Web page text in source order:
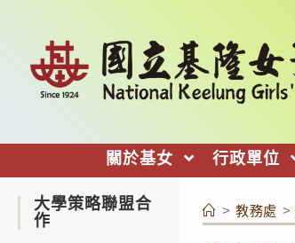
關於基女 行政單位
> 教務處 >
大學策略聯盟合
作